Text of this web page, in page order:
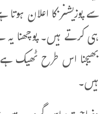
سے پوزیشنز کا اعلان
ہی کرتے ہیں۔ پوچھنا
ہیں۔